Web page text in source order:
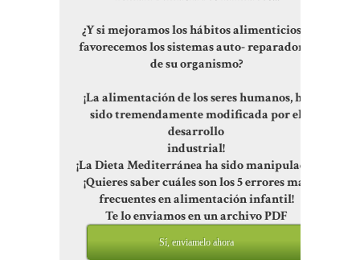
¿Y si mejoramos los hábitos alimenticios y
favorecemos los sistemas auto- reparadores
de su organismo?
¡La alimentación de los seres humanos, ha
sido tremendamente modificada por el
desarrollo
industrial!
¡La Dieta Mediterránea ha sido manipulada!
¡Quieres saber cuáles son los 5 errores más
frecuentes en alimentación infantil!
Te lo enviamos en un archivo PDF
Sí, enviamelo ahora